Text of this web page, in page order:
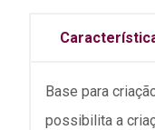
Base para
possibilita a